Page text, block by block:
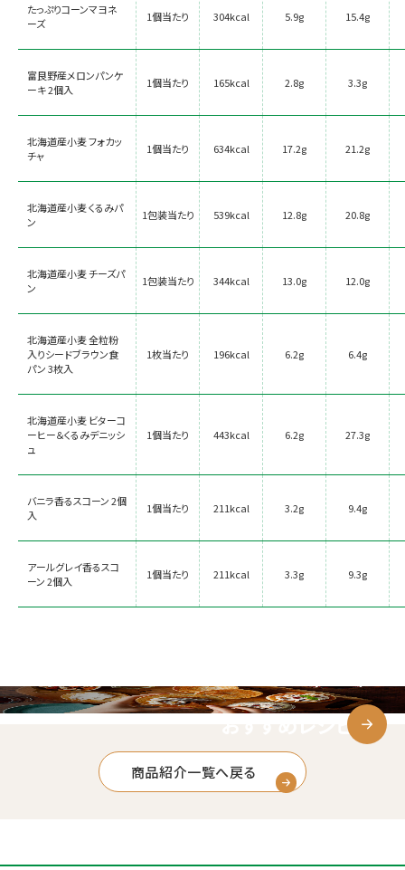
たっぷりコーンマヨネ
ーズ
1個当たり 304kcal 5.9g 15.4g
富良野産メロンパンケ
ーキ 2個入
1個当たり 165kcal 2.8g 3.3g
北海道産小麦 フォカッ
チャ
1個当たり 634kcal 17.2g 21.2g
北海道産小麦 くるみパ
ン
1包装当たり 539kcal 12.8g 20.8g
北海道産小麦 チーズパ
ン
1包装当たり 344kcal 13.0g 12.0g
北海道産小麦 全粒粉
入りシードブラウン食
パン 3枚入
1枚当たり 196kcal 6.2g 6.4g
北海道産小麦 ビターコ
ーヒー＆くるみデニッシ
ュ
1個当たり 443kcal 6.2g 27.3g
バニラ香るスコーン 2個
入
1個当たり 211kcal 3.2g 9.4g
アールグレイ香るスコ
ーン 2個入
1個当たり 211kcal 3.3g 9.3g
おすすめレシピ
商品紹介一覧へ戻る